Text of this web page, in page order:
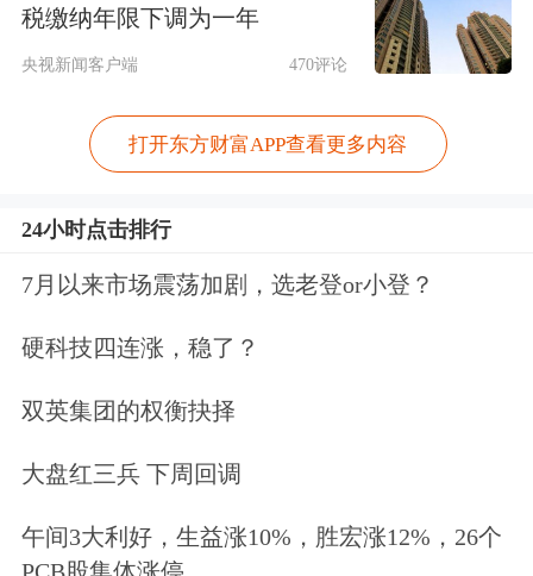
“生长于深圳的平安，血液里流淌着创
新的基因，挥之不去的危机感倒逼它不
断改变，不断创新，引领科技的潮
头。”华南一家寿险公司总经理认为，
平安无论在金融行业还是互联网行业都
成立于深圳蛇口的平安，创
意识。马明哲的危机感如影随形，2010
年他在平安内部警告称“互联网浪潮下
金融产业不变即死”。他还常对平安上
税缴纳年限下调为一年
央视新闻客户端 470评论
打开东方财富APP查看更多内容
24小时点击排行
7月以来市场震荡加剧，选老登or小登？
硬科技四连涨，稳了？
双英集团的权衡抉择
大盘红三兵 下周回调
午间3大利好，生益涨10%，胜宏涨12%，26个